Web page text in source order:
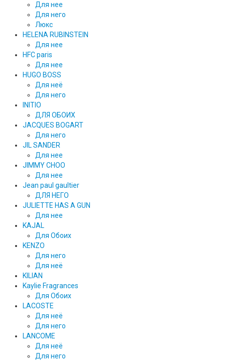
Для нее
Для него
Люкс
HELENA RUBINSTEIN
Для нее
HFC paris
Для нее
HUGO BOSS
Для неё
Для него
INITIO
ДЛЯ ОБОИХ
JACQUES BOGART
Для него
JIL SANDER
Для нее
JIMMY CHOO
Для нее
Jean paul gaultier
ДЛЯ НЕГО
JULIETTE HAS A GUN
Для нее
KAJAL
Для Обоих
KENZO
Для него
Для неё
KILIAN
Kaylie Fragrances
Для Обоих
LACOSTE
Для неё
Для него
LANCOME
Для неё
Для него